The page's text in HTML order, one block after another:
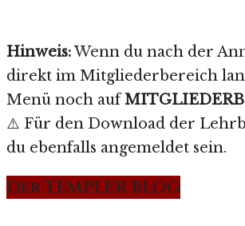
Hinweis:Wenn du nach der
direkt im Mitgliederbereich
Menü noch auf
⚠️ Für den Download der
du ebenfalls angemeldet sein.
Der TEMPLER BLOG